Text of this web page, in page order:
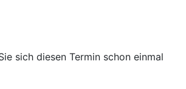
sich diesen Termin schon einmal